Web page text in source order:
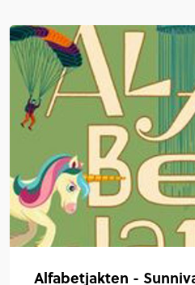
Alfabetjakten -